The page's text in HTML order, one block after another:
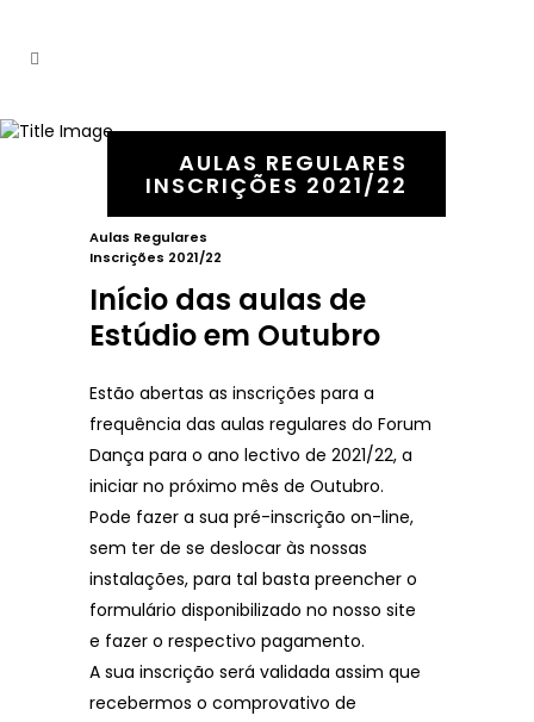
AULAS REGULARES
INSCRIÇÕES 2021/22
Aulas Regulares
Inscrições 2021/22
Início das aulas de
Estúdio em Outubro
Estão abertas as inscrições para a
frequência das aulas regulares do Forum
Dança para o ano lectivo de 2021/22, a
iniciar no próximo mês de Outubro.
Pode fazer a sua pré-inscrição on-line,
sem ter de se deslocar às nossas
instalações, para tal basta preencher o
formulário disponibilizado no nosso site
e fazer o respectivo pagamento.
A sua inscrição será validada assim que
recebermos o comprovativo de